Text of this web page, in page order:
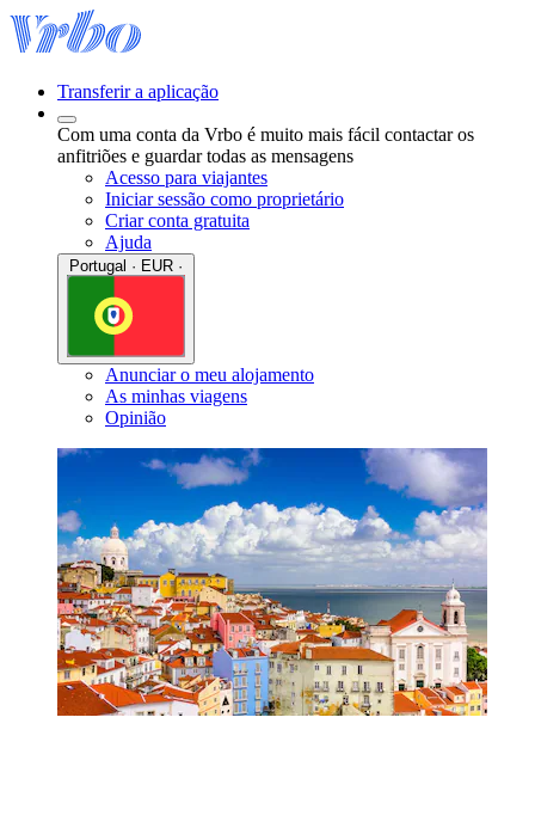
Transferir a aplicação
Com uma conta da Vrbo é muito mais fácil contactar os
anfitriões e guardar todas as mensagens
Acesso para viajantes
Iniciar sessão como proprietário
Criar conta gratuita
Ajuda
Anunciar o meu alojamento
As minhas viagens
Opinião